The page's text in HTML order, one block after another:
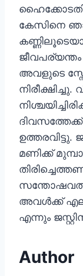
കേസിനെ
അവളുടെ
മണിക്ക്
അവൾക്ക്
എന്നും
Author